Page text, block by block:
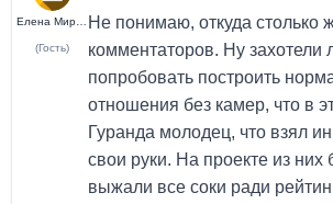
Елена Мирнова
(Гость)
Не понимаю, откуда столько
комментаторов. Ну захотели
попробовать построить
отношения без камер, что в
Гуранда молодец, что взял
свои руки. На проекте из них
выжали все соки ради